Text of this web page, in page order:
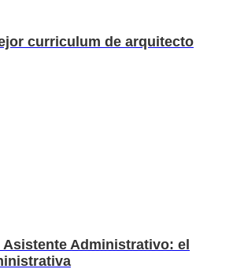
curriculum de arquitecto
Administrativo: el